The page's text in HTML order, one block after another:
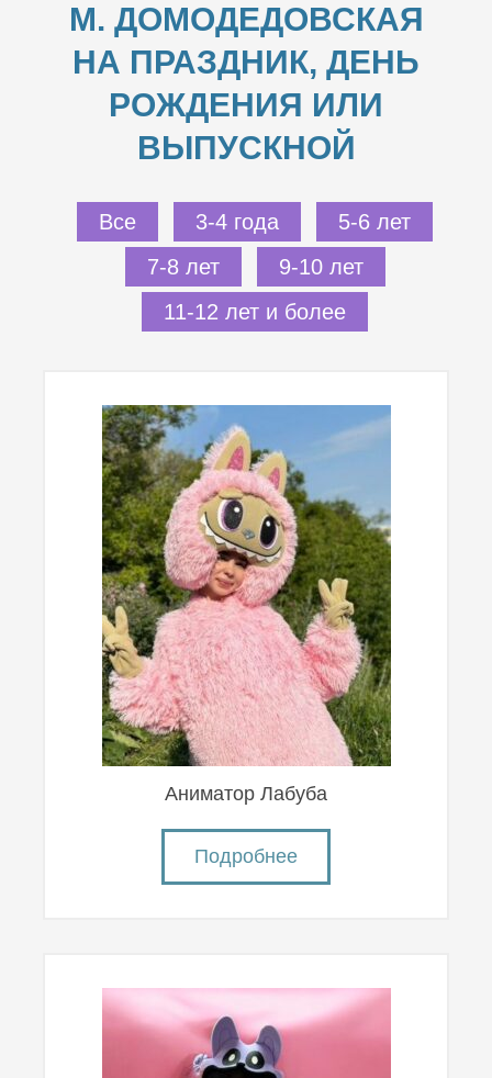
М. ДОМОДЕДОВСКАЯ
НА ПРАЗДНИК, ДЕНЬ
РОЖДЕНИЯ ИЛИ
ВЫПУСКНОЙ
Все 3-4 года
5-6 лет
7-8 лет
9-10 лет
11-12 лет и более
Аниматор Лабуба
Подробнее